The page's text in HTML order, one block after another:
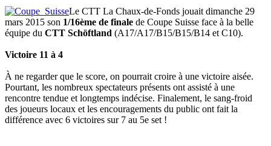
Le CTT La Chaux-de-Fonds jouait dimanche 29
mars 2015 son 1/16ème de finale de Coupe Suisse face à la belle
équipe du CTT Schöftland (A17/A17/B15/B15/B14 et C10).
Victoire 11 à 4
À ne regarder que le score, on pourrait croire à une victoire aisée.
Pourtant, les nombreux spectateurs présents ont assisté à une
rencontre tendue et longtemps indécise. Finalement, le sang-froid
des joueurs locaux et les encouragements du public ont fait la
différence avec 6 victoires sur 7 au 5e set !